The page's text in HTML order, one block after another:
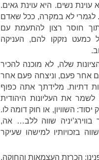
נשים. היא עוינת גאים.
לגמרי לא במקרה, ככל שאדם
חוסר רצון להתעמת עם
כמעט נזקקו להם, העניקה
שלה, לא מוכנה להכיר
אחר פעם, וניצחה פעם אחר
דתיות. מלידתך אתה כפוף
את העליונות היהודית
השוויון, או חוק דומה לו.
שווה ללב… אה,
בזכויותיו למישהו שעיקר
הכרזת העצמאות והחוקה,